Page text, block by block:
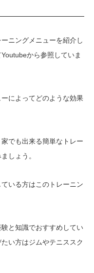
ニングメニューを紹介し
から参照していま
によってどのような効果
でも出来る簡単なトレー
しょう。
いる方はこのトレーニン
と知識でおすすめしてい
い方はジムやテニススク